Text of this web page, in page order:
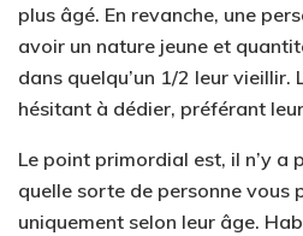
plus âgé. En revanche, une
avoir un nature jeune et
dans quelqu’un 1/2 leur vieillir.
hésitant à dédier, préférant
Le point primordial est, il n’y a
quelle sorte de personne vous
uniquement selon leur âge.